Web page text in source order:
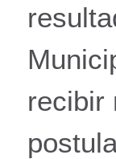
recibir